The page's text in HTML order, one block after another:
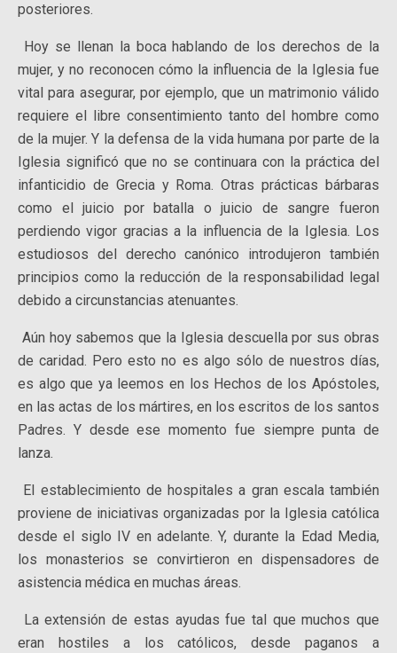
posteriores.
Hoy se llenan la boca hablando de los derechos de la
mujer, y no reconocen cómo la influencia de la Iglesia fue
vital para asegurar, por ejemplo, que un matrimonio válido
requiere el libre consentimiento tanto del hombre como
de la mujer. Y la defensa de la vida humana por parte de la
Iglesia significó que no se continuara con la práctica del
infanticidio de Grecia y Roma. Otras prácticas bárbaras
como el juicio por batalla o juicio de sangre fueron
perdiendo vigor gracias a la influencia de la Iglesia. Los
estudiosos del derecho canónico introdujeron también
principios como la reducción de la responsabilidad legal
debido a circunstancias atenuantes.
Aún hoy sabemos que la Iglesia descuella por sus obras
de caridad. Pero esto no es algo sólo de nuestros días,
es algo que ya leemos en los Hechos de los Apóstoles,
en las actas de los mártires, en los escritos de los santos
Padres. Y desde ese momento fue siempre punta de
lanza.
El establecimiento de hospitales a gran escala también
proviene de iniciativas organizadas por la Iglesia católica
desde el siglo IV en adelante. Y, durante la Edad Media,
los monasterios se convirtieron en dispensadores de
asistencia médica en muchas áreas.
La extensión de estas ayudas fue tal que muchos que
eran hostiles a los católicos, desde paganos a